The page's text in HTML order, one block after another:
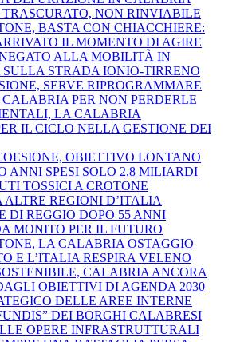
NON RINVIABILE
BASTA CON CHIACCHIERE:
IL MOMENTO DI AGIRE
ALLA MOBILITÀ IN
SULLA STRADA IONIO-TIRRENO
SERVE RIPROGRAMMARE
CALABRIA PER NON PERDERLE
LA CALABRIA
IL CICLO NELLA GESTIONE DEI
OBIETTIVO LONTANO
ANNI SPESI SOLO 2,8 MILIARDI
TOSSICI A CROTONE
ALTRE REGIONI D’ITALIA
DI REGGIO DOPO 55 ANNI
MONITO PER IL FUTURO
LA CALABRIA OSTAGGIO
E L’ITALIA RESPIRA VELENO
CALABRIA ANCORA
OBIETTIVI DI AGENDA 2030
DELLE AREE INTERNE
DEI BORGHI CALABRESI
OPERE INFRASTRUTTURALI